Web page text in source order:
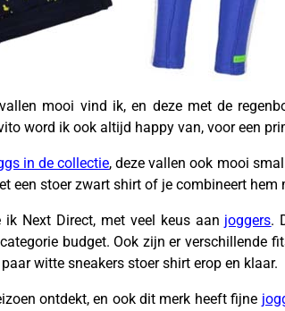
mooi vind ik, en deze met de
word ik ook altijd happy van, voor een
in de collectie, deze vallen ook mooi
een stoer zwart shirt of je combineert hem
Next Direct, met veel keus aan joggers.
budget. Ook zijn er verschillende
witte sneakers stoer shirt erop en klaar.
ontdekt, en ook dit merk heeft fijne